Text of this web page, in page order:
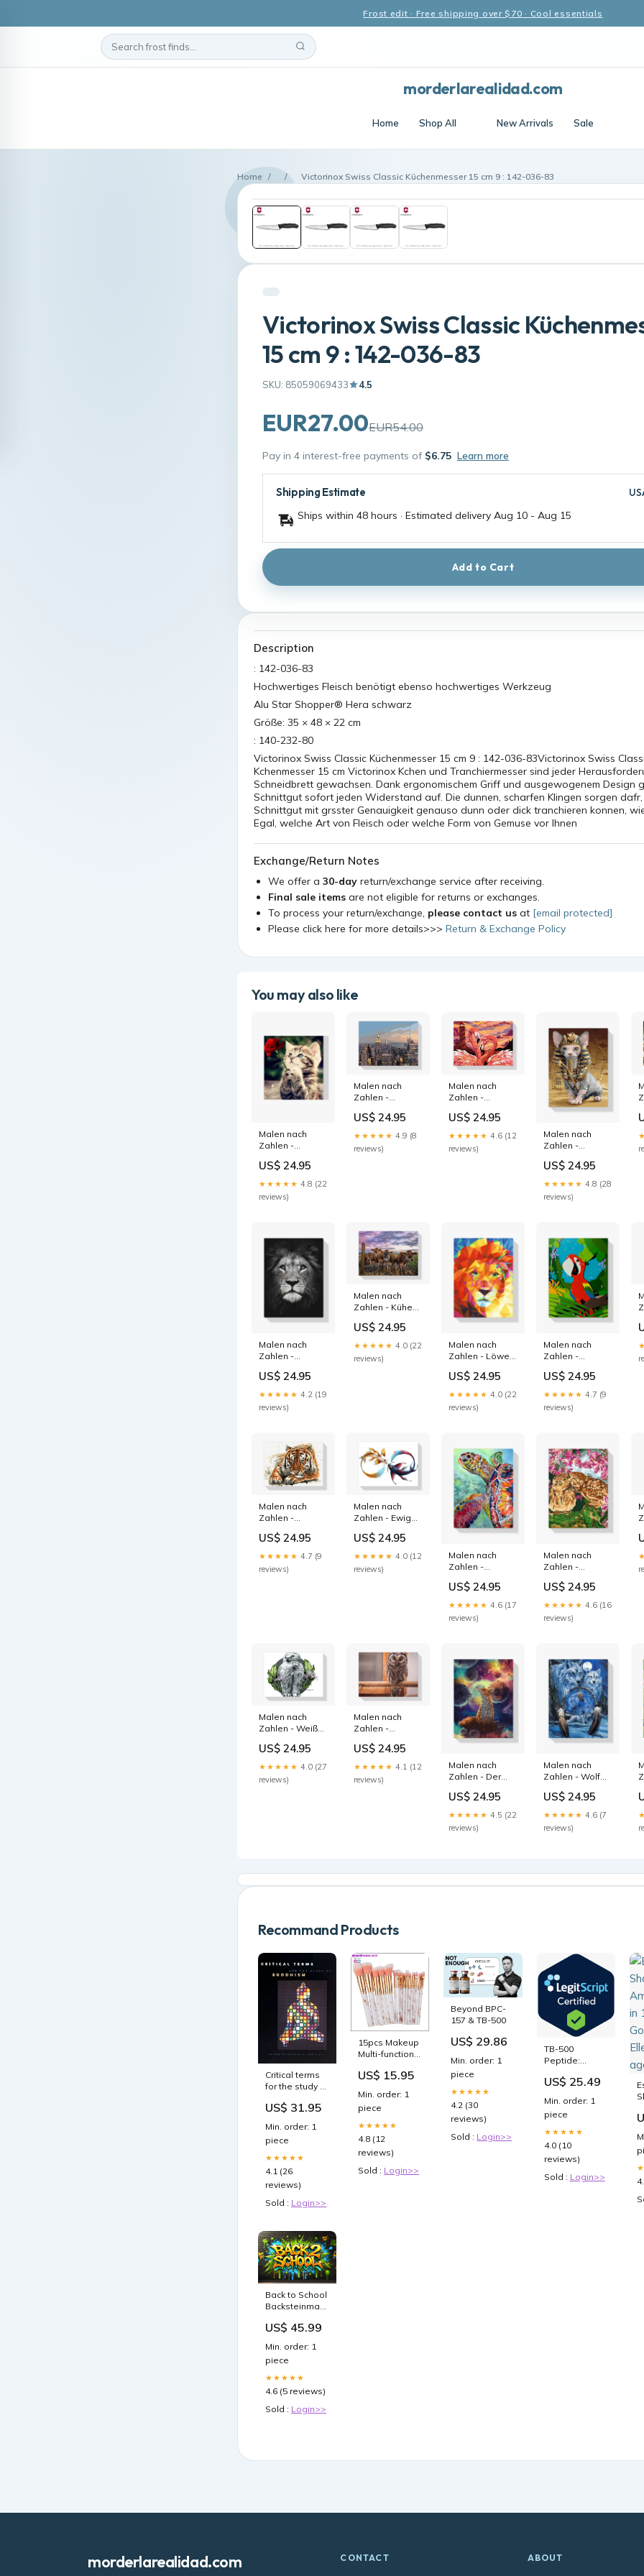
Frost edit · Free shipping over $70 · Cool essentials
morderlarealidad.com
Home Shop All New Arrivals Sale
Home / / Victorinox Swiss Classic Küchenmesser 15 cm 9 : 142-036-83
Victorinox Swiss Classic
15 cm 9 : 142-036-83
SKU: 85059069433 4.5
EUR27.00EUR54.00
Pay in 4 interest-free payments of $6.75 Learn more
Shipping Estimate
Ships within 48 hours · Estimated delivery Aug 10 - Aug 15
Add to Cart
Description
: 142-036-83
Hochwertiges Fleisch benötigt ebenso hochwertiges Werkzeug
Alu Star Shopper® Hera schwarz
Größe: 35 × 48 × 22 cm
: 140-232-80
Victorinox Swiss Classic Küchenmesser 15 cm 9 : 142-036-83Victorinox Swiss
Kchenmesser 15 cm Victorinox Kchen und Tranchiermesser sind jeder
Schneidbrett gewachsen. Dank ergonomischem Griff und ausgewogenem Design
Schnittgut sofort jeden Widerstand auf. Die dunnen, scharfen Klingen sorgen
Schnittgut mit grsster Genauigkeit genauso dunn oder dick tranchieren konnen,
Egal, welche Art von Fleisch oder welche Form von Gemuse vor Ihnen
Exchange/Return Notes
We offer a 30-day return/exchange service after receiving.
Final sale items are not eligible for returns or exchanges.
To process your return/exchange, please contact us at [email protected]
Please click here for more details>>> Return & Exchange Policy
You may also like
Malen nach
Zahlen -
Rose pandabar
US$ 24.95
★★★★★ 4.8 (22
reviews)
Malen nach
Zahlen -
Skyline - New
York adler
US$ 24.95
★★★★★ 4.9 (8
reviews)
Malen nach
Zahlen -
Liebespaar
Größe:50x60
US$ 24.95
★★★★★ 4.6 (12
reviews)
Malen nach
Zahlen -
staffelei
US$ 24.95
★★★★★ 4.8 (28
reviews)
Malen nach
Zahlen -
weißer Löwe
morgen-
geliefert
US$ 24.95
★★★★★ 4.2 (19
reviews)
Malen nach
Zahlen - Kühe
Sonnenuntergang
senioren
US$ 24.95
★★★★★ 4.0 (22
reviews)
Malen nach
Zahlen - Löwe
Größe:40x50
US$ 24.95
★★★★★ 4.0 (22
reviews)
Malen nach
Zahlen -
Papagei hirsche
US$ 24.95
★★★★★ 4.7 (9
reviews)
Malen nach
Zahlen -
pinguine
US$ 24.95
★★★★★ 4.7 (9
reviews)
Malen nach
Zahlen - Ewige
polygon
US$ 24.95
★★★★★ 4.0 (12
reviews)
Malen nach
Zahlen -
malen-nach-
zahlen-staedte
US$ 24.95
★★★★★ 4.6 (17
reviews)
Malen nach
Zahlen -
fuechse
US$ 24.95
★★★★★ 4.6 (16
reviews)
Malen nach
Zahlen - Weiße
Rahmen:ohne
Ramen
US$ 24.95
★★★★★ 4.0 (27
reviews)
Malen nach
Zahlen -
pandabar
US$ 24.95
★★★★★ 4.1 (12
reviews)
Malen nach
Zahlen - Der
der Fuchs
sofort-lieferbar
US$ 24.95
★★★★★ 4.5 (22
reviews)
Malen nach
Zahlen - Wolf
woelfe
US$ 24.95
★★★★★ 4.6 (7
reviews)
Recommand Products
Critical terms
for the study of
Aardrijkskunde
US$ 31.95
Min. order: 1
piece
★★★★★
4.1 (26
reviews)
Sold : Login>>
15pcs Makeup
Multi-functional
Brushes Tool
Set paper
US$ 15.95
Min. order: 1
piece
★★★★★
4.8 (12
reviews)
Sold : Login>>
Beyond BPC-
157 & TB-500
US$ 29.86
Min. order: 1
piece
★★★★★
4.2 (30
reviews)
Sold : Login>>
TB-500
Peptide:
Dosage & the
BPC-157 Stack
US$ 25.49
Min. order: 1
piece
★★★★★
4.0 (10
reviews)
Sold : Login>>
Back to School
Backsteinmauer
Hintergrundkulisse
Sommerthema
Hintergrund
US$ 45.99
Min. order: 1
piece
★★★★★
4.6 (5 reviews)
Sold : Login>>
morderlarealidad.com CONTACT ABOUT